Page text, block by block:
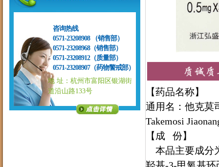
咨询热线
0571-23208908 （销售部）
0571-23208968（销售部）
0571-23208912（质量部）
0571-23208907（药物警戒部）
地 址：杭州市富阳区银湖街
道沿山路133号
【药品名称】
通用名：他克
Takemosi
【 成 份】
本品主要成分